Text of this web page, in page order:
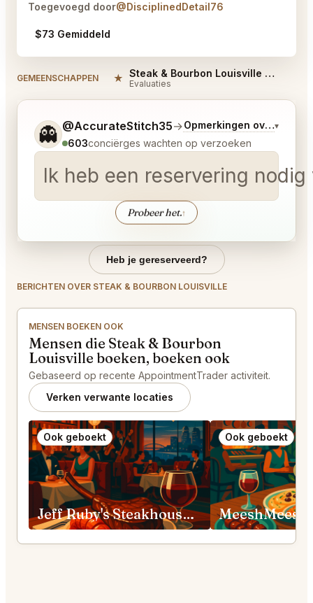
Toegevoegd door@DisciplinedDetail76
$73 Gemiddeld
GEMEENSCHAPPEN ★ Steak & Bourbon Louisville Reviews
Evaluaties
👻 @AccurateStitch35→Opmerkingen over▾
603conciërges wachten op verzoeken
Ik heb een reservering
Probeer het.↑
Vertel me wat je wilt.
Heb je gereserveerd?
BERICHTEN OVER STEAK & BOURBON LOUISVILLE
MENSEN BOEKEN OOK
Mensen die Steak & Bourbon
Louisville boeken, boeken ook
Gebaseerd op recente AppointmentTrader activiteit.
Verken verwante locaties
Ook geboekt
Jeff Ruby's Steakhouse, Louisville
Ook geboekt